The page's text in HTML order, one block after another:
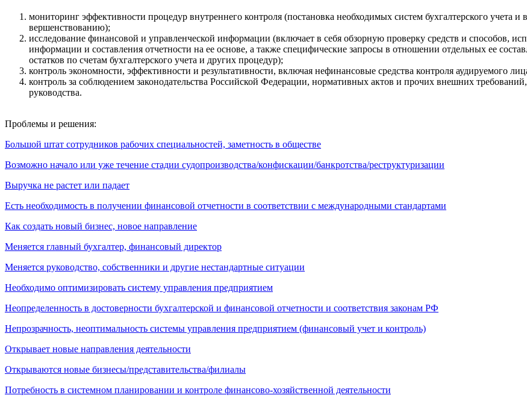
мониторинг эффективности процедур внутреннего контроля (постановка необходимых систем бухгалтерского учета
вершенствованию);
исследование финансовой и управленческой информации (включает в себя обзорную проверку средств и способов,
информации и составления отчетности на ее основе, а также специфические запросы в отношении отдельных ее
остатков по счетам бухгалтерского учета и других процедур);
контроль экономности, эффективности и результативности, включая нефинансовые средства контроля аудируемого
контроль за соблюдением законодательства Российской Федерации, нормативных актов и прочих внешних
руководства.
Проблемы и решения:
Большой штат сотрудников рабочих специальностей, заметность в обществе
Возможно начало или уже течение стадии судопроизводства/конфискации/банкротства/реструктуризации
Выручка не растет или падает
Есть необходимость в получении финансовой отчетности в соответствии с международными стандартами
Как создать новый бизнес, новое направление
Меняется главный бухгалтер, финансовый директор
Меняется руководство, собственники и другие нестандартные ситуации
Необходимо оптимизировать систему управления предприятием
Неопределенность в достоверности бухгалтерской и финансовой отчетности и соответствия законам РФ
Непрозрачность, неоптимальность системы управления предприятием (финансовый учет и контроль)
Открывает новые направления деятельности
Открываются новые бизнесы/представительства/филиалы
Потребность в системном планировании и контроле финансово-хозяйственной деятельности